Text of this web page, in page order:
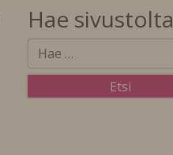
Hae sivustolta